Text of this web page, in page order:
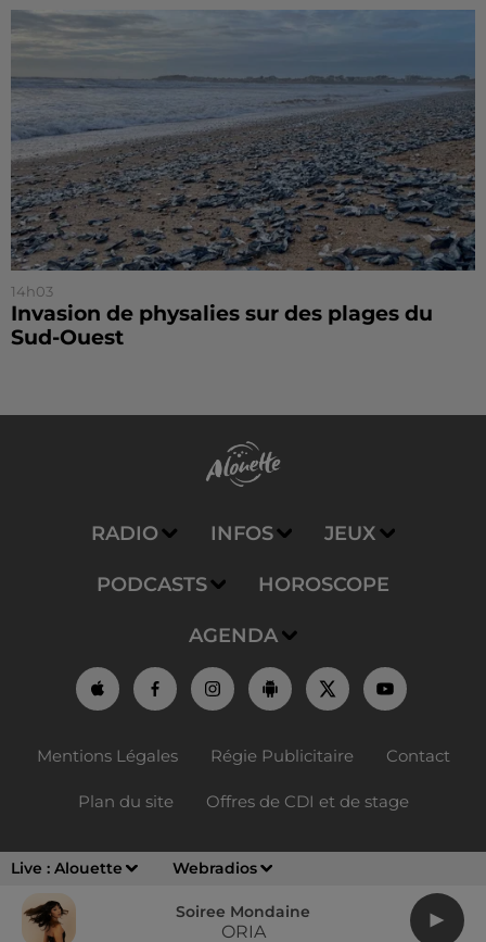
Live : Alouette Webradios
Soiree Mondaine
ORIA
14h03
Invasion de physalies sur des plages du
Sud-Ouest
RADIO INFOS JEUX
PODCASTS HOROSCOPE
AGENDA
Mentions Légales Régie Publicitaire Contact
Plan du site Offres de CDI et de stage